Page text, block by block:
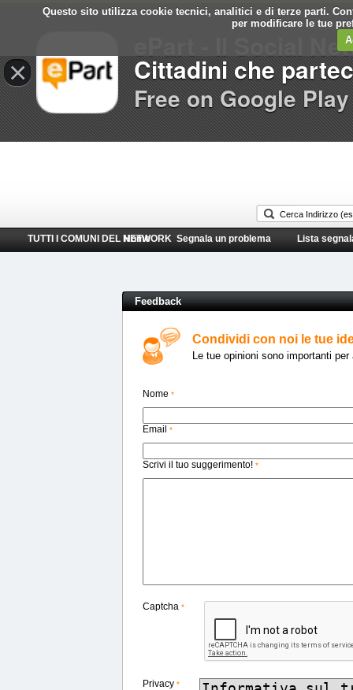
Questo sito utilizza cookie tecnici, analitici e di terze parti.
per modificare le tue
TUTTI I COMUNI DEL NETWORK
Home Segnala un problema Lista
Feedback
Condividi con noi le tue
Le tue opinioni sono importanti
Nome *
Email *
Scrivi il tuo suggerimento! *
Captcha *
Privacy *
×
ePart - Il Social
Cittadini che
Free on Google Play